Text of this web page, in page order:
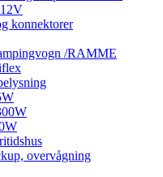
konnektorer
/RAMME
overvågning